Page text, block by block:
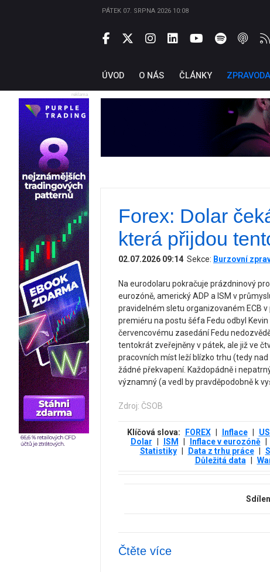
PÁTEK 07. SRPNA 2026 10:08
ÚVOD O NÁS ČLÁNKY
reklama
Forex: Dolar
která přijdou
02.07.2026 09:14 Sekce: Burzovní
Na eurodolaru pokračuje prázdninový
eurozóně, americký ADP a ISM v
pravidelném sletu organizovaném ECB
premiéru na postu šéfa Fedu odbyl
červencovému zasedání Fedu
tentokrát zveřejněny v pátek, ale již ve
pracovních míst leží blízko trhu (tedy
žádné překvapení. Každopádně i
významný (a vedl by pravděpodobně k
Zdroj: ČSOB
Klíčová slova: FOREX Inflace
Dolar
ISM Inflace v eurozóně
Statistiky
Data z trhu práce
Důležitá data
Čtěte více